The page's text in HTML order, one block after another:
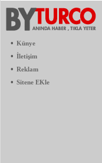
• Künye
• İletişim
• Reklam
• Sitene EKle